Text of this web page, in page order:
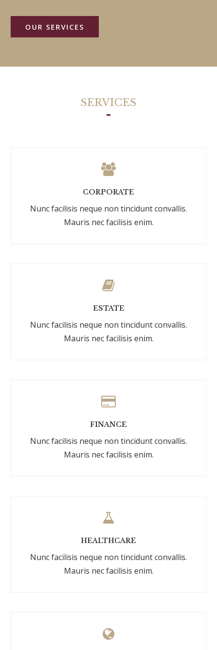
OUR SERVICES
SERVICES
CORPORATE
Nunc facilisis neque non tincidunt convallis.
Mauris nec facilisis enim.
ESTATE
Nunc facilisis neque non tincidunt convallis.
Mauris nec facilisis enim.
FINANCE
Nunc facilisis neque non tincidunt convallis.
Mauris nec facilisis enim.
HEALTHCARE
Nunc facilisis neque non tincidunt convallis.
Mauris nec facilisis enim.